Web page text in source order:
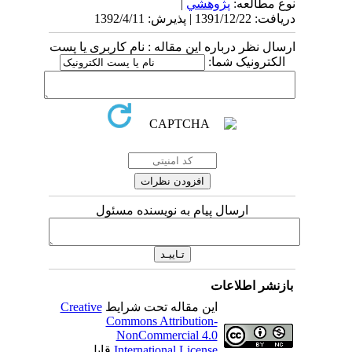
نوع مطالعه:پژوهشي|
دریافت: 1391/12/22 | پذیرش: 1392/4/11
ارسال نظر درباره این مقاله : نام کاربری یا پست
الکترونیک شما:
ارسال پیام به نویسنده مسئول
بازنشر اطلاعات
این مقاله تحت شرایطCreative
Commons Attribution-
NonCommercial 4.0